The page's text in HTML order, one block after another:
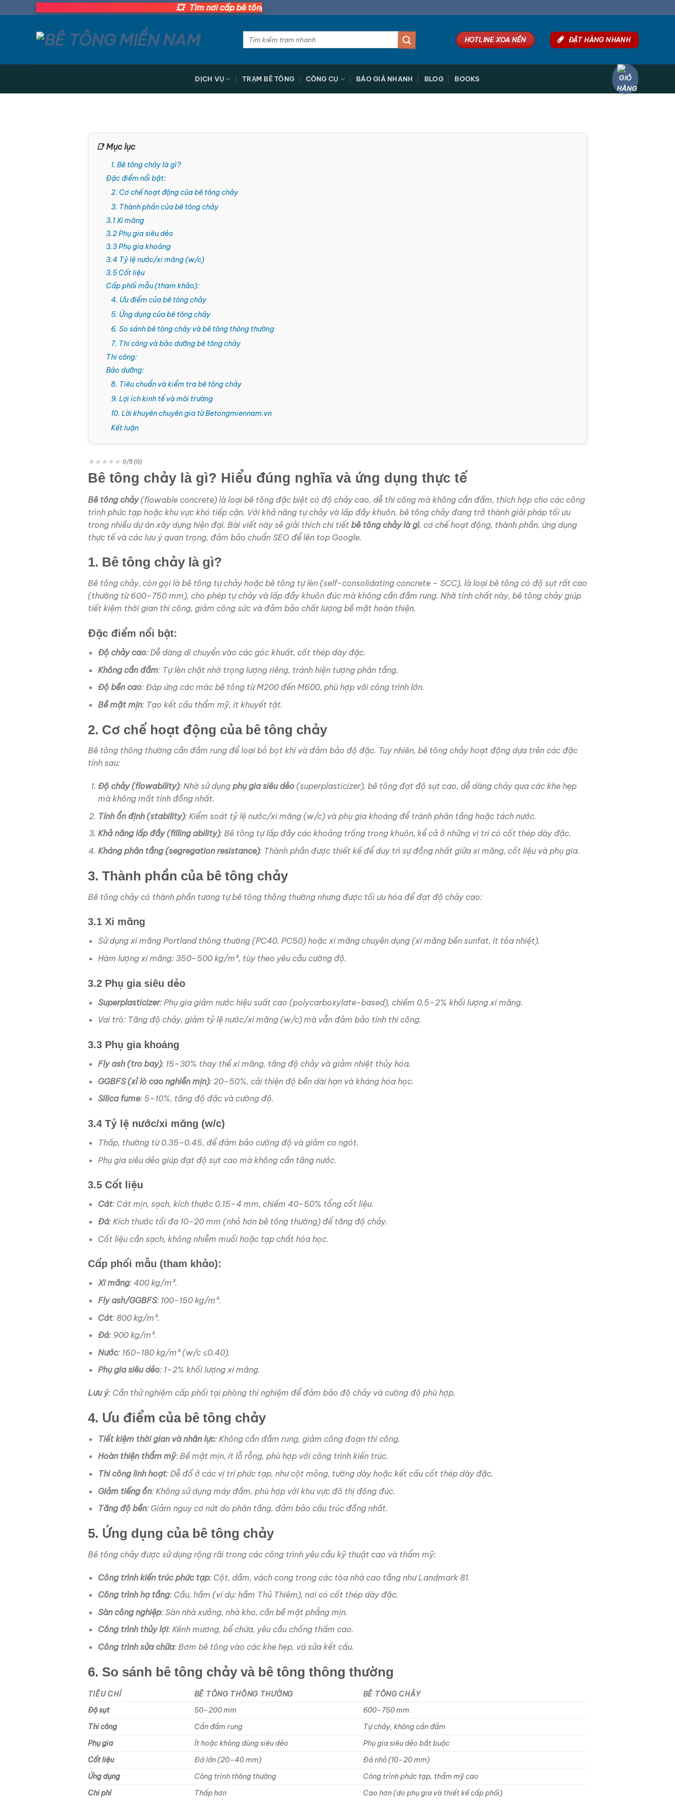
qua
Tìm nơi cấp bê tông tươi nhanh nhất miền Nam 🚚
Tìm
HOTLINE XOA NỀN ĐẶT HÀNG NHANH
DỊCH VỤ TRẠM BÊ TÔNG CÔNG CỤ BÁO GIÁ NHANH BLOG BOOKS
📑 Mục lục
1. Bê tông chảy là gì?
Đặc điểm nổi bật:
2. Cơ chế hoạt động của bê tông chảy
3. Thành phần của bê tông chảy
3.1 Xi măng
3.2 Phụ gia siêu dẻo
3.3 Phụ gia khoáng
3.4 Tỷ lệ nước/xi măng (w/c)
3.5 Cốt liệu
Cấp phối mẫu (tham khảo):
4. Ưu điểm của bê tông chảy
5. Ứng dụng của bê tông chảy
6. So sánh bê tông chảy và bê tông thông thường
7. Thi công và bảo dưỡng bê tông chảy
Thi công:
Bảo dưỡng:
8. Tiêu chuẩn và kiểm tra bê tông chảy
9. Lợi ích kinh tế và môi trường
10. Lời khuyên chuyên gia từ Betongmiennam.vn
Kết luận
★ ★ ★ ★ ★ 0/5 (0)
Bê tông chảy là gì? Hiểu đúng nghĩa và ứng dụng thực tế
Bê tông chảy(flowable concrete) là loại bê tông đặc biệt có độ chảy cao, dễ thi công mà không cần đầm, thích hợp cho các công
trình phức tạp hoặc khu vực khó tiếp cận. Với khả năng tự chảy và lấp đầy khuôn, bê tông chảy đang trở thành giải pháp tối ưu
trong nhiều dự án xây dựng hiện đại. Bài viết này sẽ giải thích chi tiết bê tông chảy là gì, cơ chế hoạt động, thành phần, ứng dụng
thực tế và các lưu ý quan trọng, đảm bảo chuẩn SEO để lên top Google.
1. Bê tông chảy là gì?
Bê tông chảy, còn gọi là bê tông tự chảy hoặc bê tông tự lèn (self-consolidating concrete – SCC), là loại bê tông có độ sụt rất cao
(thường từ 600–750 mm), cho phép tự chảy và lấp đầy khuôn đúc mà không cần đầm rung. Nhờ tính chất này, bê tông chảy giúp
tiết kiệm thời gian thi công, giảm công sức và đảm bảo chất lượng bề mặt hoàn thiện.
Đặc điểm nổi bật:
Độ chảy cao: Dễ dàng di chuyển vào các góc khuất, cốt thép dày đặc.
Không cần đầm: Tự lèn chặt nhờ trọng lượng riêng, tránh hiện tượng phân tầng.
Độ bền cao: Đáp ứng các mác bê tông từ M200 đến M600, phù hợp với công trình lớn.
Bề mặt mịn: Tạo kết cấu thẩm mỹ, ít khuyết tật.
2. Cơ chế hoạt động của bê tông chảy
Bê tông thông thường cần đầm rung để loại bỏ bọt khí và đảm bảo độ đặc. Tuy nhiên, bê tông chảy hoạt động dựa trên các đặc
tính sau:
Độ chảy (flowability): Nhờ sử dụngphụ gia siêu dẻo (superplasticizer), bê tông đạt độ sụt cao, dễ dàng chảy qua các khe hẹp
mà không mất tính đồng nhất.
Tính ổn định (stability): Kiểm soát tỷ lệ nước/xi măng (w/c) và phụ gia khoáng để tránh phân tầng hoặc tách nước.
Khả năng lấp đầy (filling ability): Bê tông tự lấp đầy các khoảng trống trong khuôn, kể cả ở những vị trí có cốt thép dày đặc.
Kháng phân tầng (segregation resistance): Thành phần được thiết kế để duy trì sự đồng nhất giữa xi măng, cốt liệu và phụ gia.
3. Thành phần của bê tông chảy
Bê tông chảy có thành phần tương tự bê tông thông thường nhưng được tối ưu hóa để đạt độ chảy cao:
3.1 Xi măng
Sử dụng xi măng Portland thông thường (PC40, PC50) hoặc xi măng chuyên dụng (xi măng bền sunfat, ít tỏa nhiệt).
Hàm lượng xi măng: 350–500 kg/m³, tùy theo yêu cầu cường độ.
3.2 Phụ gia siêu dẻo
Superplasticizer: Phụ gia giảm nước hiệu suất cao (polycarboxylate-based), chiếm 0.5–2% khối lượng xi măng.
Vai trò: Tăng độ chảy, giảm tỷ lệ nước/xi măng (w/c) mà vẫn đảm bảo tính thi công.
3.3 Phụ gia khoáng
Fly ash (tro bay): 15–30% thay thế xi măng, tăng độ chảy và giảm nhiệt thủy hóa.
GGBFS (xỉ lò cao nghiền mịn): 20–50%, cải thiện độ bền dài hạn và kháng hóa học.
Silica fume: 5–10%, tăng độ đặc và cường độ.
3.4 Tỷ lệ nước/xi măng (w/c)
Thấp, thường từ 0.35–0.45, để đảm bảo cường độ và giảm co ngót.
Phụ gia siêu dẻo giúp đạt độ sụt cao mà không cần tăng nước.
3.5 Cốt liệu
Cát: Cát mịn, sạch, kích thước 0.15–4 mm, chiếm 40–50% tổng cốt liệu.
Đá: Kích thước tối đa 10–20 mm (nhỏ hơn bê tông thường) để tăng độ chảy.
Cốt liệu cần sạch, không nhiễm muối hoặc tạp chất hóa học.
Cấp phối mẫu (tham khảo):
Xi măng: 400 kg/m³.
Fly ash/GGBFS: 100–150 kg/m³.
Cát: 800 kg/m³.
Đá: 900 kg/m³.
Nước: 160–180 kg/m³ (w/c ≤0.40).
Phụ gia siêu dẻo: 1–2% khối lượng xi măng.
Lưu ý: Cần thử nghiệm cấp phối tại phòng thí nghiệm để đảm bảo độ chảy và cường độ phù hợp.
4. Ưu điểm của bê tông chảy
Tiết kiệm thời gian và nhân lực: Không cần đầm rung, giảm công đoạn thi công.
Hoàn thiện thẩm mỹ: Bề mặt mịn, ít lỗ rỗng, phù hợp với công trình kiến trúc.
Thi công linh hoạt: Dễ đổ ở các vị trí phức tạp, như cột mỏng, tường dày hoặc kết cấu cốt thép dày đặc.
Giảm tiếng ồn: Không sử dụng máy đầm, phù hợp với khu vực đô thị đông đúc.
Tăng độ bền: Giảm nguy cơ nứt do phân tầng, đảm bảo cấu trúc đồng nhất.
5. Ứng dụng của bê tông chảy
Bê tông chảy được sử dụng rộng rãi trong các công trình yêu cầu kỹ thuật cao và thẩm mỹ:
Công trình kiến trúc phức tạp: Cột, dầm, vách cong trong các tòa nhà cao tầng như Landmark 81.
Công trình hạ tầng: Cầu, hầm (ví dụ: hầm Thủ Thiêm), nơi có cốt thép dày đặc.
Sàn công nghiệp: Sàn nhà xưởng, nhà kho, cần bề mặt phẳng mịn.
Công trình thủy lợi: Kênh mương, bể chứa, yêu cầu chống thấm cao.
Công trình sửa chữa: Bơm bê tông vào các khe hẹp, vá sửa kết cấu.
6. So sánh bê tông chảy và bê tông thông thường
TIÊU CHÍ BÊ TÔNG THÔNG THƯỜNG
BÊ TÔNG CHẢY
Độ sụt
50–200 mm
600–750 mm
Thi công
Cần đầm rung
Tự chảy, không cần đầm
Phụ gia
Ít hoặc không dùng siêu dẻo
Phụ gia siêu dẻo bắt buộc
Cốt liệu
Đá lớn (20–40 mm)
Đá nhỏ (10–20 mm)
Ứng dụng
Công trình thông thường
Công trình phức tạp, thẩm mỹ cao
Chi phí
Thấp hơn Cao hơn (do phụ gia và thiết kế cấp phối)